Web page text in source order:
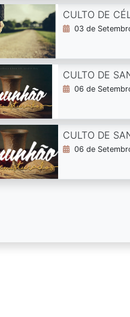
CULTO DE
03 de
CULTO DE
06 de
CULTO DE
06 de